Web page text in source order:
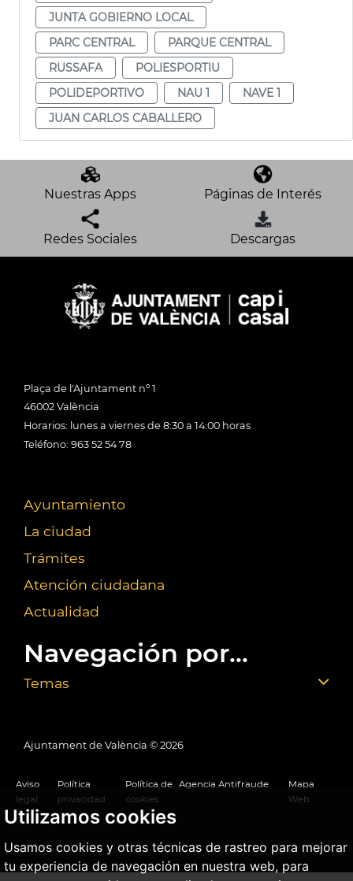
Utilizamos cookies
Usamos cookies y otras técnicas de rastreo para mejorar
tu experiencia de navegación en nuestra web, para
JUNTA GOBIERNO LOCAL
PARC CENTRAL
PARQUE CENTRAL
RUSSAFA
POLIESPORTIU
POLIDEPORTIVO
NAU 1
NAVE 1
JUAN CARLOS CABALLERO
Nuestras Apps Páginas de Interés
Redes Sociales Descargas
Plaça de l'Ajuntament nº 1
46002 València
Horarios: lunes a viernes de 8:30 a 14:00 horas
Teléfono: 963 52 54 78
Ayuntamiento
La ciudad
Trámites
Atención ciudadana
Actualidad
Navegación por...
Temas
Ajuntament de València © 2026
Aviso
legal
Política
privacidad
Política de
cookies
Agencia Antifraude
Mapa
Web